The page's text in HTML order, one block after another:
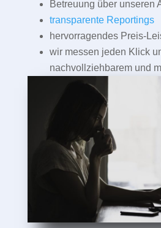
Betreuung über unseren
transparente Reportings
hervorragendes Preis-
wir messen jeden Klick
nachvollziehbarem und